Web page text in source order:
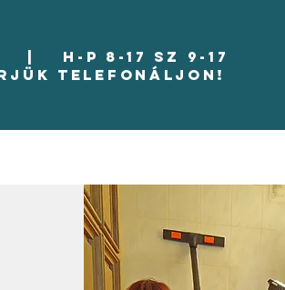
| H-P 8-17 Sz 9-17
telefonáljon!